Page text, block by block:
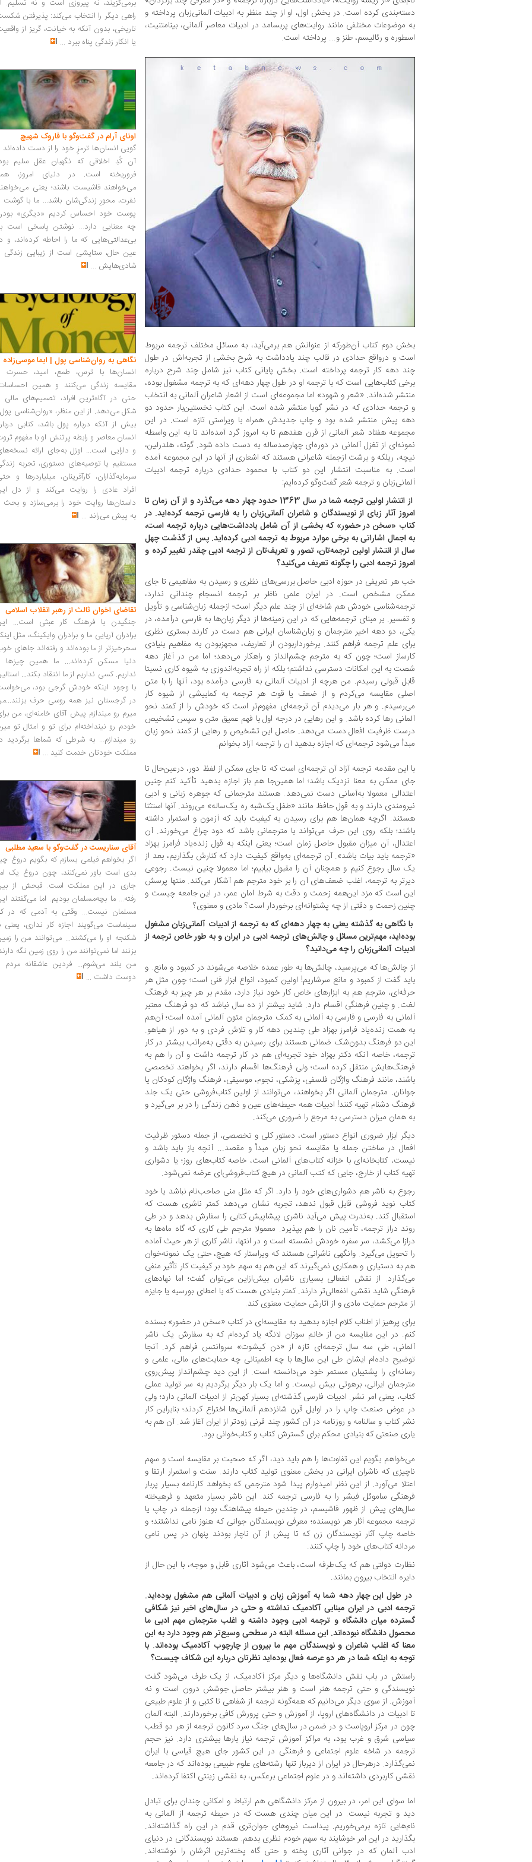
دسته‌بندی کرده است. در بخش اول، او از چند منظر به ادبیات آلمانی‌زبان پرداخته و
به موضوعات مختلفی مانند روایت‌های پربسامد در ادبیات معاصر آلمانی، بینامتنیت،
اسطوره و رئالیسم، طنز و... پرداخته است.
بخش دوم کتاب آن‌طورکه از عنوانش هم برمی‌آید، به مسائل مختلف ترجمه مربوط
است و درواقع حدادی در قالب چند یادداشت به شرح بخشی از تجربه‌اش در طول
چند دهه کار ترجمه پرداخته است. بخش پایانی کتاب نیز شامل چند شرح درباره
برخی کتاب‌هایی است که با ترجمه او در طول چهار دهه‌ای که به ترجمه مشغول بوده،
منتشر شده‌اند. «شعر و شهود» اما مجموعه‌ای است از اشعار شاعران آلمانی به انتخاب
و ترجمه حدادی که در نشر گویا منتشر شده است. این کتاب نخستین‌بار حدود دو
دهه پیش منتشر شده بود و چاپ جدیدش همراه با ویراستی تازه است. در این
مجموعه هفتاد شعر آلمانی از قرن هفدهم تا به امروز گرد آمده‌اند تا به این واسطه
نمونه‌ای از تغزل آلمانی در دوره‌ای چهارصد‌ساله به دست داده شود. گوته، هلدرلین،
نیچه، ریلکه و برشت از‌جمله شاعرانی‌ هستند که اشعاری از آنها در این مجموعه آمده
است. به مناسبت انتشار این دو کتاب با محمود حدادی درباره ترجمه ادبیات
آلمانی‌زبان و ترجمه شعر گفت‌وگو کرده‌ایم:
‌ از انتشار اولین ترجمه شما در سال 1363 حدود چهار دهه می‌گذرد و از آن زمان تا
امروز آثار زیای از نویسندگان و شاعران آلمانی‌زبان را به فارسی ترجمه کرده‌اید. در
کتاب «سخن در حضور» که بخشی از آن شامل یادداشت‌هایی درباره ترجمه است،
به اجمال اشاراتی به برخی موارد مربوط به ترجمه ادبی کرده‌اید. پس از گذشت چهل
سال از انتشار اولین ترجمه‌تان، تصور و تعریف‌تان از ترجمه ادبی چقدر تغییر کرده و
امروز ترجمه ادبی را چگونه تعریف می‌کنید؟
خب هر تعریفی در حوزه ادبی حاصل بررسی‌های نظری و رسیدن به مفاهیمی تا جای
ممکن مشخص است. در ایران علمی ناظر بر ترجمه انسجام چندانی ندارد،
ترجمه‌شناسی خودش هم شاخه‌ای از چند علم دیگر است؛ از‌جمله زبان‌شناسی و تأویل
و تفسیر. بر مبنای ترجمه‌هایی که در این زمینه‌ها از دیگر زبان‌ها به فارسی درآمده، در
یکی، دو دهه اخیر مترجمان و زبان‌شناسان ایرانی هم دست در کارند بستری نظری
برای علم ترجمه فراهم کنند. برخورداربودن از تعاریف، مجهزبودن به مفاهیم بنیادی
کارساز است؛ چون که به مترجم چشم‌انداز و راهکار می‌دهد؛ اما من در آغاز دهه
شصت به این امکانات دسترسی نداشتم؛ بلکه از راه تجربه‌اندوزی به شیوه کاری نسبتا
قابل قبولی رسیدم. من هرچه از ادبیات آلمانی به فارسی درآمده بود، آنها را با متن
اصلی مقایسه می‌کردم و از ضعف یا قوت هر ترجمه به کمابیشی از شیوه کار
می‌رسیدم. و هر بار می‌دیدم آن ترجمه‌ای مفهوم‌تر است که خودش را از کمند نحو
آلمانی رها کرده باشد. و این رهایی در درجه اول با فهم عمیق متن و سپس تشخیص
درست ظرفیت افعال دست می‌دهد. حاصل این تشخیص و رهایی از کمند نحو زبان
مبدأ می‌شود ترجمه‌ای که اجازه بدهید آن را ترجمه آزاد بخوانم.
با این مقدمه ترجمه آزاد آن ترجمه‌ای است که تا جای ممکن از لفظ دور، درعین‌حال تا
جای ممکن به معنا نزدیک باشد؛ اما همین‌جا هم باز اجازه بدهید تأکید کنم چنین
اعتدالی معمولا به‌آسانی دست نمی‌دهد. هستند مترجمانی که جوهره زبانی و ادبی
نیرومندی دارند و به قول حافظ مانند «طفل یک‌شبه ره یک‌ساله» می‌روند. آنها استثنا
هستند. اگرچه همان‌ها هم برای رسیدن به کیفیت باید که آزمون و استمرار داشته
باشند؛ بلکه روی این حرف می‌تواند با مترجمانی باشد که دود چراغ می‌خورند. آن
اعتدال، آن میزان مقبول حاصل زمان است؛ یعنی اینکه به قول زنده‌یاد فرامرز بهزاد
«ترجمه باید بیات باشد». آن ترجمه‌ای به‌واقع کیفیت دارد که کنارش بگذاریم، بعد از
یک سال رجوع کنیم و همچنان آن را مقبول بیابیم؛ اما معمولا چنین نیست. رجوعی
دیرتر به ترجمه، اغلب ضعف‌های آن را بر خود مترجم هم آشکار می‌کند. منتها پرسش
این است که مزد این‌همه زحمت و دقت به شرط امان عمر، در این جامعه چیست و
چنین زحمت و دقتی از چه پشتوانه‌ای برخوردار است؟ مادی و معنوی؟
‌ با نگاهی به گذشته یعنی به چهار دهه‌ای که به ترجمه از ادبیات آلمانی‌زبان مشغول
بوده‌اید، مهم‌ترین مسائل و چالش‌های ترجمه ادبی در ایران و به طور خاص ترجمه از
ادبیات آلمانی‌زبان را چه می‌دانید؟
از چالش‌ها که می‌پرسید، چالش‌ها به طور عمده خلاصه می‌شوند در کمبود و مانع. و
باید گفت از کمبود و مانع سرشاریم! اولین کمبود، انواع ابزار فنی است؛ چون مثل هر
حرفه‌ای، مترجم هم به ابزارهای خاص کار خود نیاز دارد، مقدم بر هر چیز به فرهنگ
لغت. و چنین فرهنگی اقسام دارد. شاید بیشتر از ده سال نباشد که دو فرهنگ معتبر
آلمانی به فارسی و فارسی به آلمانی به کمک مترجمان متون آلمانی آمده است؛ آن‌هم
به همت زنده‌یاد فرامرز بهزاد طی چندین دهه کار و تلاش فردی و به دور از هیاهو.
این دو فرهنگ بدون‌شک ضمانی هستند برای رسیدن به دقتی به‌مراتب بیشتر در کار
ترجمه، خاصه آنکه دکتر بهزاد خود تجربه‌ای هم در کار ترجمه داشت و آن را هم به
فرهنگ‌هایش منتقل کرده است؛ ولی فرهنگ‌ها اقسام دارند، اگر بخواهند تخصصی
باشند، مانند فرهنگ واژگان فلسفی، پزشکی، نجوم، موسیقی، فرهنگ واژگان کودکان یا
جوانان. مترجمان آلمانی اگر بخواهند، می‌توانند از اولین کتاب‌فروشی حتی یک جلد
فرهنگ دشنام تهیه کنند! ادبیات همه حیطه‌های عین و ذهن زندگی را در بر می‌گیرد و
به همان میزان دسترسی به مرجع را ضروری می‌کند.
دیگر ابزار ضروری انواع دستور است، دستور کلی و تخصصی، از جمله دستور ظرفیت
افعال در ساختن جمله یا مقایسه نحو زبان مبدأ و مقصد... آنچه باز باید باشد و
نیست، کتابخانه‌ای با خزانه کتاب‌های آلمانی است، خاصه کتاب‌های روز؛ یا دشواری
تهیه کتاب‌ از خارج، جایی که کتب آلمانی در هیچ کتاب‌فروشی‌ای عرضه نمی‌شود.
رجوع به ناشر هم دشواری‌های خود را دارد. اگر که مثل منی صاحب‌نام نباشد یا خود
کتاب نوید فروشی قابل قبول ندهد، تجربه نشان می‌دهد کمتر ناشری هست که
استقبال کند. به‌ندرت پیش می‌آید ناشری پیشاپیش کتابی را سفارش بدهد و در طی
روند دراز ترجمه، تأمین نان را هم بپذیرد. معمولا مترجم طی کاری که گاه ماه‌ها به
درازا می‌کشد، سر سفره خودش نشسته است و در انتها، ناشر کاری از هر حیث آماده
را تحویل می‌گیرد. وانگهی ناشرانی هستند که ویراستار که هیچ، حتی یک نمونه‌خوان
هم به دستیاری و همکاری نمی‌گیرند که این هم به سهم خود بر کیفیت کار تأثیر منفی
می‌گذارد. از نقش انفعالی بسیاری ناشران بیش‌از‌این می‌توان گفت؛ اما نهادهای
فرهنگی شاید نقشی انفعالی‌تر دارند. کمتر بنیادی هست که با اعطای بورسیه یا جایزه
از مترجم حمایت مادی و از آثارش حمایت معنوی کند.
برای پرهیز از اطناب کلام اجازه بدهید به مقایسه‌ای در کتاب «سخن در حضور» بسنده
کنم. در این مقایسه من از خانم سوزان لانگه یاد کرده‌ام که به سفارش یک ناشر
آلمانی، طی سه سال ترجمه‌ای تازه از «دن‌ کیشوت» سروانتس فراهم کرد. آنجا
توضیح داده‌ام ایشان طی این سال‌ها با چه اطمینانی چه حمایت‌های مالی، علمی و
رسانه‌ای را پشتیبان مستمر خود می‌دانسته است. از این دید چشم‌انداز پیش‌روی
مترجمان ایرانی، برهوتی بیش نیست. و اما یک بار دیگر برگردیم به سر تولید عملی
کتاب، یعنی امر نشر. ادبیات فارسی گذشته‌ای بسیار کهن‌تر از ادبیات آلمانی دارد؛ ولی
در عوض صنعت چاپ را در اوایل قرن شانزدهم آلمانی‌ها اختراع کردند؛ بنابراین کار
نشر کتاب و سالنامه و روزنامه در آن کشور چند قرنی زودتر از ایران آغاز شد. آن هم به
یاری صنعتی که بنیادی محکم برای گسترش کتاب و کتاب‌خوانی بود.
می‌خواهم بگویم این تفاوت‌ها را هم باید دید، اگر که صحبت بر مقایسه است و سهم
ناچیزی که ناشران ایرانی در بخش معنوی تولید کتاب دارند. سنت و استمرار ارتقا و
اعتلا می‌آورد. از این نظر امیدوارم پیدا شود مترجمی که بخواهد کارنامه بسیار پربار
فرهنگی ساموئل فیشر را به فارسی ترجمه کند. این ناشر بسیار متعهد و فرهیخته
سال‌های پیش از ظهور فاشیسم، در چندین حیطه پیشاهنگ بود؛ از‌جمله در چاپ یا
ترجمه مجموعه آثار هر نویسنده؛ معرفی نویسندگان جوانی که هنوز نامی نداشتند؛ و
خاصه چاپ آثار نویسندگان زن که تا پیش از آن ناچار بودند پنهان در پس نامی
مردانه کتاب‌های خود را چاپ کنند.
نظارت دولتی هم که یک‌طرفه است، باعث می‌شود آثاری قابل و موجه، با این حال از
دایره انتخاب بیرون بمانند.
‌ در طول این چهار دهه شما به آموزش زبان و ادبیات آلمانی هم مشغول بوده‌اید.
ترجمه ادبی در ایران مبنایی آکادمیک نداشته و حتی در سال‌های اخیر نیز شکافی
گسترده میان دانشگاه و ترجمه ادبی وجود داشته و اغلب مترجمان مهم ادبی ما
محصول دانشگاه نبوده‌اند. این مسئله البته در سطحی وسیع‌تر هم وجود دارد به این
معنا که اغلب شاعران و نویسندگان مهم ما بیرون از چارچوب آکادمیک بوده‌اند. با
توجه به اینکه شما در هر دو عرصه فعال بوده‌اید نظرتان درباره این شکاف چیست؟
راستش در باب نقش دانشگاه‌ها و دیگر مرکز آکادمیک، از یک طرف می‌شود گفت
نویسندگی و حتی ترجمه هنر است و هنر بیشتر حاصل جوشش درون است و نه
آموزش. از سوی دیگر می‌دانیم که همه‌گونه ترجمه از شفاهی تا کتبی و از علوم طبیعی
تا ادبیات در دانشگاه‌های اروپا، از آموزش و حتی پرورش کافی برخوردارند. البته آلمان
چون در مرکز اروپاست و در ضمن در سال‌های جنگ سرد کانون ترجمه از هر دو قطب
سیاسی شرق و غرب بود، به مراکز آموزش ترجمه نیاز بارها بیشتری دارد. نیز حجم
ترجمه در شاخه علوم اجتماعی و فرهنگی در این کشور جای هیچ قیاسی با ایران
نمی‌گذارد. درهرحال در ایران از دیرباز تنها رشته‌های علوم طبیعی بوده‌اند که در جامعه
نقشی کاربردی داشته‌اند و در علوم اجتماعی برعکس، به نقشی زینتی اکتفا کرده‌اند.
اما سوای این امر، در بیرون از مرکز دانشگاهی هم ارتباط و امکانی چندان برای تبادل
دید و تجربه نیست. در این میان چندی هست که در حیطه ترجمه از آلمانی به
نام‌هایی تازه برمی‌خوریم. پیداست نیروهای جوان‌تری قدم در این راه گذاشته‌اند.
بگذارید در این امر خوشایند به سهم خودم نظری بدهم. هستند نویسندگانی در دنیای
ادب آلمان که در جوانی آثاری پخته و حتی گاه پخته‌ترین اثرشان را نوشته‌اند.
برمی‌گزیند، نه پیروزی است و نه تسلیم.
راهی دیگر را انتخاب می‌کند: پذیرفتن
تاریخی، بدون آنکه به خیانت، گریز از
یا انکار زندگی پناه ببرد ...
اونای آرام در گفت‌وگو با فاروک شهیچ‭
گویی انسان‌ها ترمزِ خود را از دست داده‌اند
آن کُدِ اخلاقی که نگهبان عقل سلیم
فروریخته است. در دنیای امروز،
می‌خواهند فاشیست باشند؛ یعنی
نفرت، محورِ زندگی‌شان باشد... ما با گوشت
پوست خود احساس کردیم «دیگری»
چه معنایی دارد... نوشتن پاسخی است
بی‌عدالتی‌هایی که ما را احاطه کرده‌اند، و
عین حال، ستایشی است از زیبایی زندگی
شادی‌هایش ...
نگاهی به روان‌شناسی پول | ایما موسی‌زاده
انسان‌ها با ترس، طمع، امید، حسرت
مقایسه زندگی می‌کنند و همین
حتی در آگاه‌ترین افراد، تصمیم‌های مالی
شکل می‌دهد. از این منظر، «روان‌شناسی
بیش از آنکه درباره پول باشد، کتابی
انسان معاصر و رابطه پرتنش او با مفهوم
و دارایی است... اوزل به‌جای ارائه
مستقیم یا توصیه‌های دستوری، تجربه
سرمایه‌گذاران، کارآفرینان، میلیاردرها و
افراد عادی را روایت می‌کند و از دل
داستان‌ها روایت خود را برمی‌سازد و بحث
به پیش می‌راند ...
تقاضای اخوان ثالث از رهبر انقلاب اسلامی
جنگیدن با فرهنگ کار عبثی است...
برادران آریایی ما و برادران وایکینگ، مثل
سحرخیزتر از ما بوده‌اند و رفته‌اند جاهای
دنیا مسکن کرده‌اند... ما همین چیزها
نداریم. کسی نداریم از ما انتقاد بکند...
با وجود اینکه خودش گرجی بود،
در گرجستان نیز همه روسی حرف
میرم رو میندازم پیش آقای خامنه‌ای، من
خودم رو نینداخته‌ام برای تو و امثال تو
رو میندازم... به شرطی که شماها برگردید
مملکت خودتان خدمت کنید ...
آقای سناریست در گفت‌وگو با سعید مطلبی
اگر بخواهم فیلمی بسازم که بگویم دروغ
بدی است باور نمی‌کنند، چون دروغ یک
جاری در این مملکت است. قبحش از
رفته... ما بچه‌مسلمان بودیم. اما می‌گفتند
مسلمان نیست... وقتی به آدمی که در
سینماست می‌گویند اجازه کار نداری، یعنی
شکنجه او را می‌کشند... می‌توانند من را
بزنند اما نمی‌توانند من را روی زمین نگه
من بلند می‌شوم... فردین عاشقانه مردم
دوست داشت ...